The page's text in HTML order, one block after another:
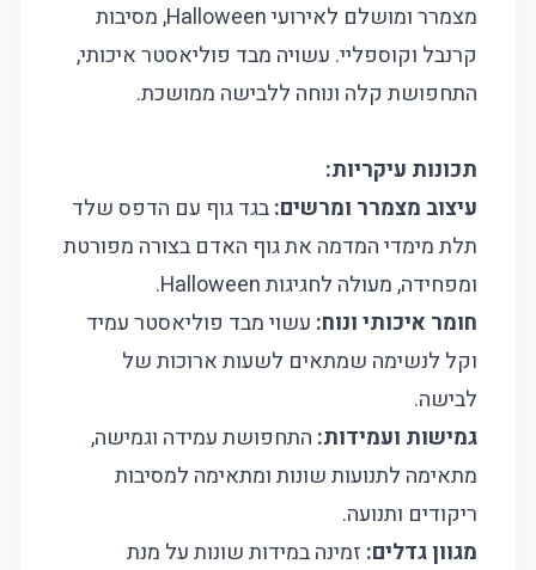
מצמרר ומושלם לאירועי Halloween, מסיבות
קרנבל וקוספליי. עשויה מבד פוליאסטר איכותי,
התחפושת קלה ונוחה ללבישה ממושכת.
תכונות עיקריות:
עיצוב מצמרר ומרשים:בגד גוף עם הדפס שלד
תלת מימדי המדמה את גוף האדם בצורה מפורטת
ומפחידה, מעולה לחגיגות Halloween.
חומר איכותי ונוח: עשוי מבד פוליאסטר עמיד
וקל לנשימה שמתאים לשעות ארוכות של
לבישה.
גמישות ועמידות: התחפושת עמידה וגמישה,
מתאימה לתנועות שונות ומתאימה למסיבות
ריקודים ותנועה.
מגוון גדלים: זמינה במידות שונות על מנת